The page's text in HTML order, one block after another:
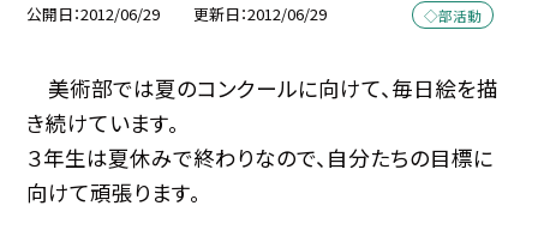
公開日 2012/06/29 更新日 2012/06/29 ◇部活動
美術部では夏のコンクールに向けて、毎日絵を描
き続けています。
３年生は夏休みで終わりなので、自分たちの目標に
向けて頑張ります。